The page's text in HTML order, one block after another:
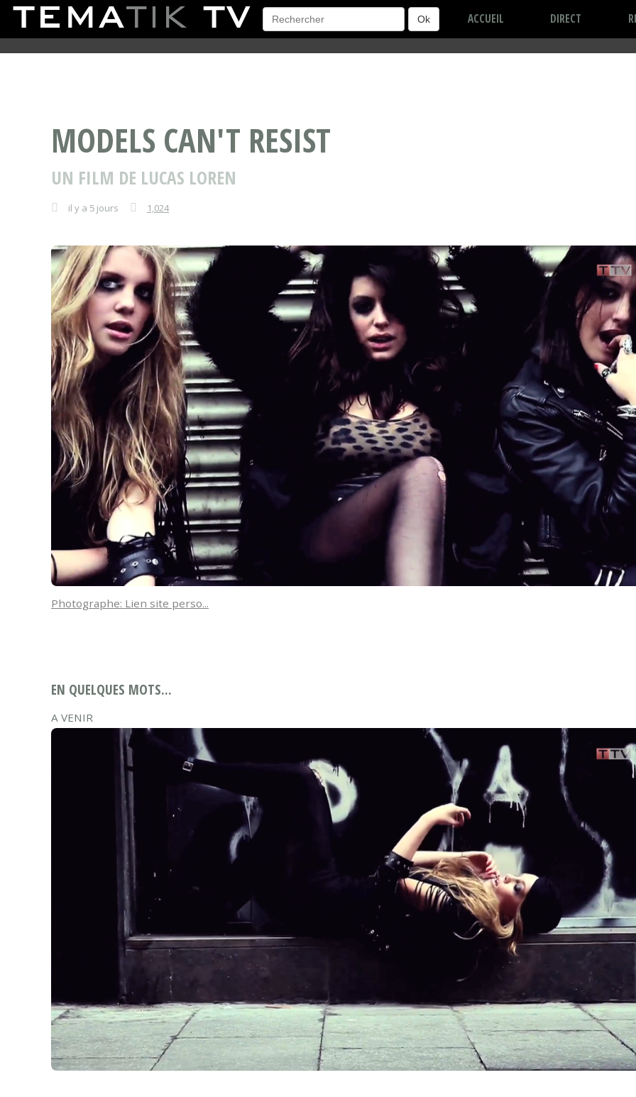
TEMATIK TV
MODELS CAN'T RESIST
UN FILM DE LUCAS LOREN
il y a 5 jours 1,024
Photographe: Lien site perso...
EN QUELQUES MOTS...
A VENIR
Ok ACCUEIL DIRECT